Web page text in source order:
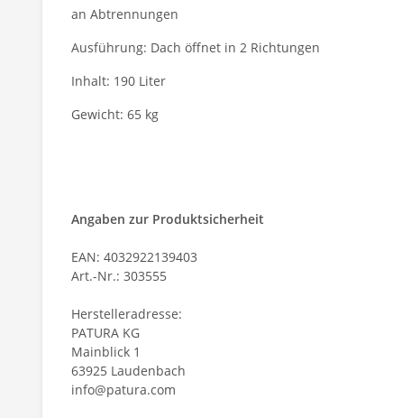
an Abtrennungen
Ausführung: Dach öffnet in 2 Richtungen
Inhalt: 190 Liter
Gewicht: 65 kg
Angaben zur Produktsicherheit
EAN: 4032922139403
Art.-Nr.: 303555
Herstelleradresse:
PATURA KG
Mainblick 1
63925 Laudenbach
info@patura.com